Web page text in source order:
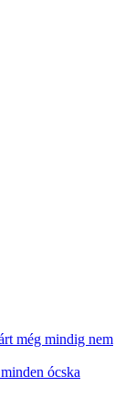
még mindig nem
ócska